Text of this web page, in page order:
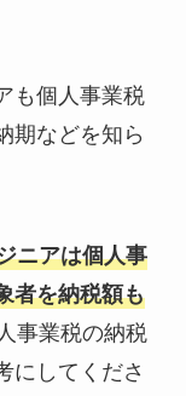
も個人事業税
期などを知ら
ニアは個人事
者を納税額も
事業税の納税
にしてくださ